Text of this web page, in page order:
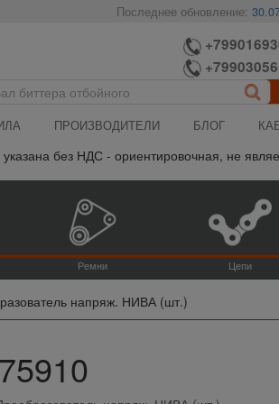
Последнее обновление:
ПРОИЗВОДИТЕЛИ БЛОГ
без НДС - ориентировочная, не
Ремни Цепи
напряж. НИВА (шт.)